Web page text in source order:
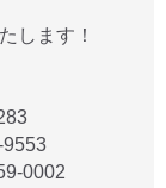
します！